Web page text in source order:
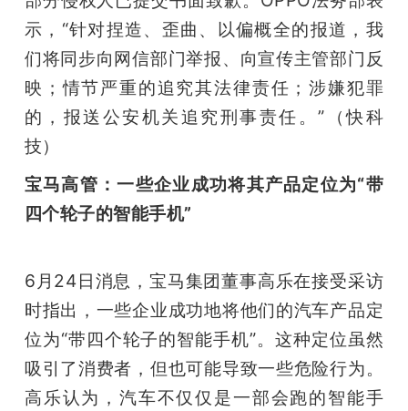
示，“针对捏造、歪曲、以偏概全的报道，我
们将同步向网信部门举报、向宣传主管部门反
映；情节严重的追究其法律责任；涉嫌犯罪
的，报送公安机关追究刑事责任。”（快科
技）
宝马高管：一些企业成功将其产品定位为“带
四个轮子的智能手机”
6月24日消息，宝马集团董事高乐在接受采访
时指出，一些企业成功地将他们的汽车产品定
位为“带四个轮子的智能手机”。这种定位虽然
吸引了消费者，但也可能导致一些危险行为。
高乐认为，汽车不仅仅是一部会跑的智能手